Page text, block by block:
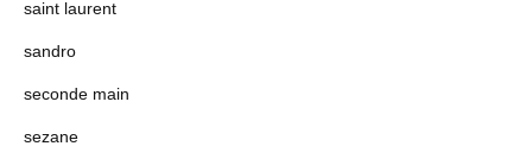
saint laurent
sandro
seconde main
sezane